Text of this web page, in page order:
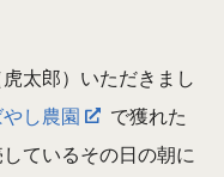
太郎）いただきまし
し農園
で獲れた
ているその日の朝に